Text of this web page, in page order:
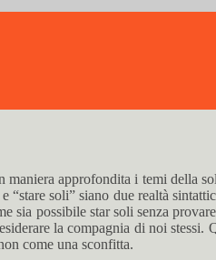
maniera approfondita i temi della
soli” siano due realtà
possibile star soli senza
la compagnia di noi
come una sconfitta.